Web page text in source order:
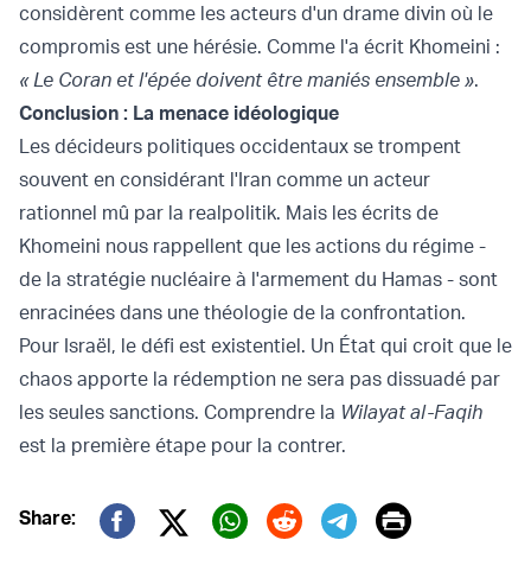
considèrent comme les acteurs d'un drame divin où le
compromis est une hérésie. Comme l'a écrit Khomeini :
« Le Coran et l'épée doivent être maniés ensemble ».
Conclusion : La menace idéologique
Les décideurs politiques occidentaux se trompent
souvent en considérant l'Iran comme un acteur
rationnel mû par la realpolitik. Mais les écrits de
Khomeini nous rappellent que les actions du régime -
de la stratégie nucléaire à l'armement du Hamas - sont
enracinées dans une théologie de la confrontation.
Pour Israël, le défi est existentiel. Un État qui croit que le
chaos apporte la rédemption ne sera pas dissuadé par
les seules sanctions. Comprendre la Wilayat al-Faqih
est la première étape pour la contrer.
Share:
Twitter (X)
Print